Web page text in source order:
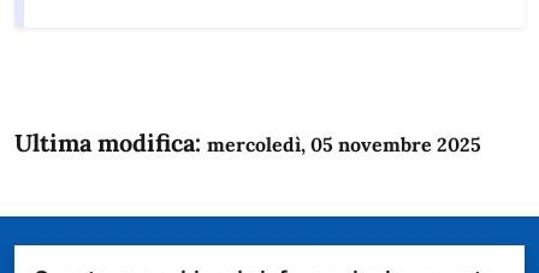
Ultima modifica: mercoledì, 05 novembre 2025